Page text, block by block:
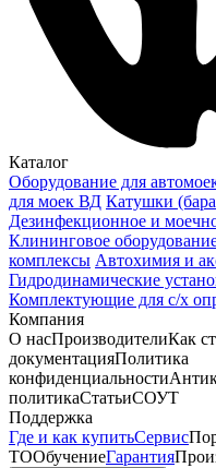
Каталог
Оборудование для
для моек ВД Катушки
Дезинфекционное и
Клининговое
комплексы Автохимия и
Гидродинамические
Комплектующие для с/х
Компания
О насПроизводителиКак
документацияПолитика
конфиденциальности
политикаСтатьиСОУТ
Поддержка
Где и как купитьСервис
ТООбучениеГарантия